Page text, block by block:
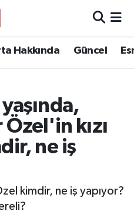
Hakkında Güncel
kızı
ne iş
kimdir, ne iş yapıyor?
Haritası
ve Fikstür